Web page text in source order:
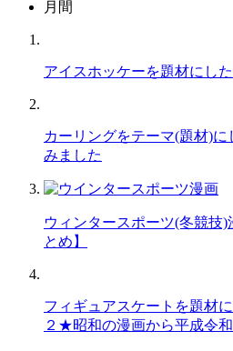
月間
アイスホッケーを題材にし
カーリングをテーマ(題材)
みました
ウィンタースポーツ(冬競技)
とめ】
フィギュアスケートを題材
２★昭和の漫画から平成令